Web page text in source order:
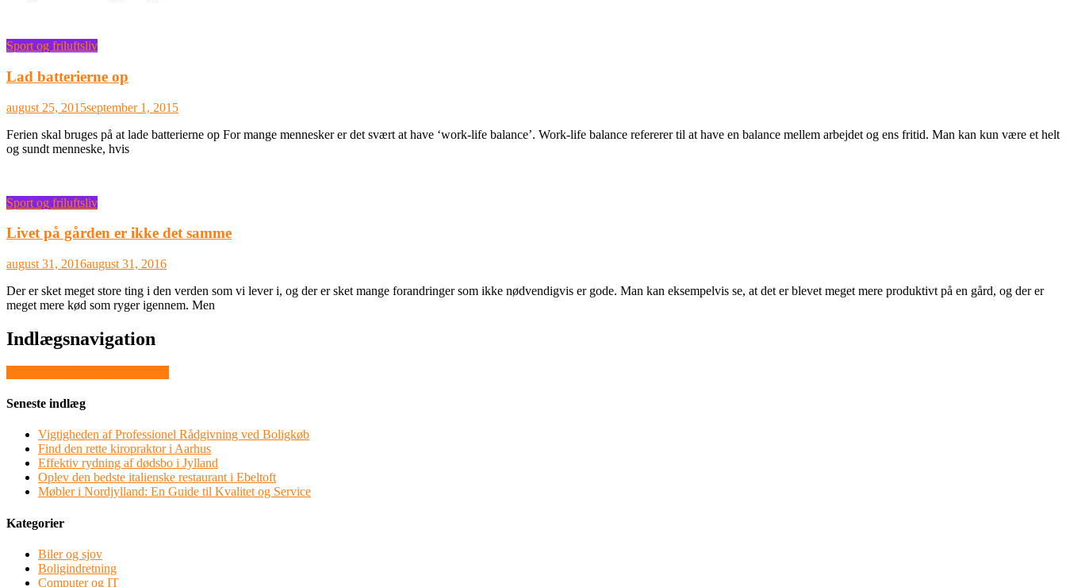
Sport og friluftsliv
Lad batterierne op
august 25, 2015september 1, 2015
Ferien skal bruges på at lade batterierne op For mange mennesker er det svært at have ‘work-life balance’. Work-life balance refererer til at have en balance mellem arbejdet og ens fritid. Man kan kun være et helt
og sundt menneske, hvis
Sport og friluftsliv
Livet på gården er ikke det samme
august 31, 2016august 31, 2016
Der er sket meget store ting i den verden som vi lever i, og der er sket mange forandringer som ikke nødvendigvis er gode. Man kan eksempelvis se, at det er blevet meget mere produktivt på en gård, og der er
meget mere kød som ryger igennem. Men
Indlægsnavigation
Seneste indlæg
Vigtigheden af Professionel Rådgivning ved Boligkøb
Find den rette kiropraktor i Aarhus
Effektiv rydning af dødsbo i Jylland
Oplev den bedste italienske restaurant i Ebeltoft
Møbler i Nordjylland: En Guide til Kvalitet og Service
Kategorier
Biler og sjov
Boligindretning
Computer og IT